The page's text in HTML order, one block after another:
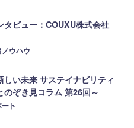
タビュー：COUXU株式会社
ウハウ
しい未来 サステイナビリティ
のぞき見コラム 第26回～
ト